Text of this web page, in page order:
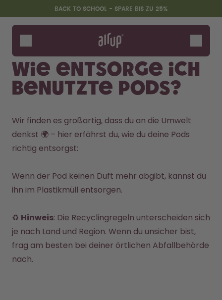
Zum Hauptinhalt springen
Erklärung zur BarrierefreiheitBACK TO SCHOOL - SPARE BIS ZU 25%
Flaschen
Duft-Pods
Zubehör
Starter Sets
Gewinnspiel
Back to School - Spare bis zu
25%
Design Edition:
createdbygabe × air up®
Wie entsorge ich
benutzte Pods?
Wir finden es großartig, dass du an die Umwelt
denkst 🌍 – hier erfährst du, wie du deine Pods
richtig entsorgst:
Wenn der Pod keinen Duft mehr abgibt, kannst du
ihn im Plastikmüll entsorgen.
♻️ Hinweis: Die Recyclingregeln unterscheiden sich
je nach Land und Region. Wenn du unsicher bist,
frag am besten bei deiner örtlichen Abfallbehörde
nach.